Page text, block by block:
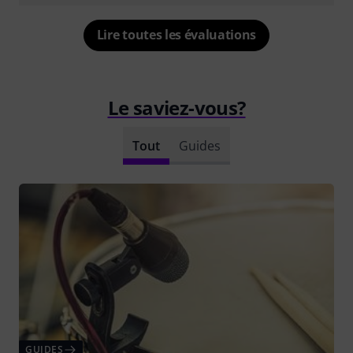
Lire toutes les évaluations
Le saviez-vous?
Tout Guides
GUIDES